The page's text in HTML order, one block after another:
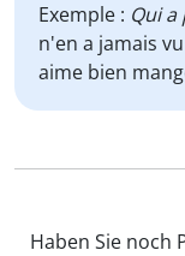
Exemple : Qui
n'en a jamais
aime bien
Haben Sie noch